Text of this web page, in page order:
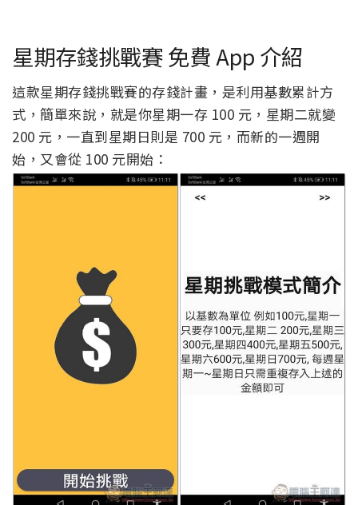
星期存錢挑戰賽 免費 App 介紹
這款星期存錢挑戰賽的存錢計畫，是利用基數累計方
式，簡單來說，就是你星期一存 100 元，星期二就變
200 元，一直到星期日則是 700 元，而新的一週開
始，又會從 100 元開始：